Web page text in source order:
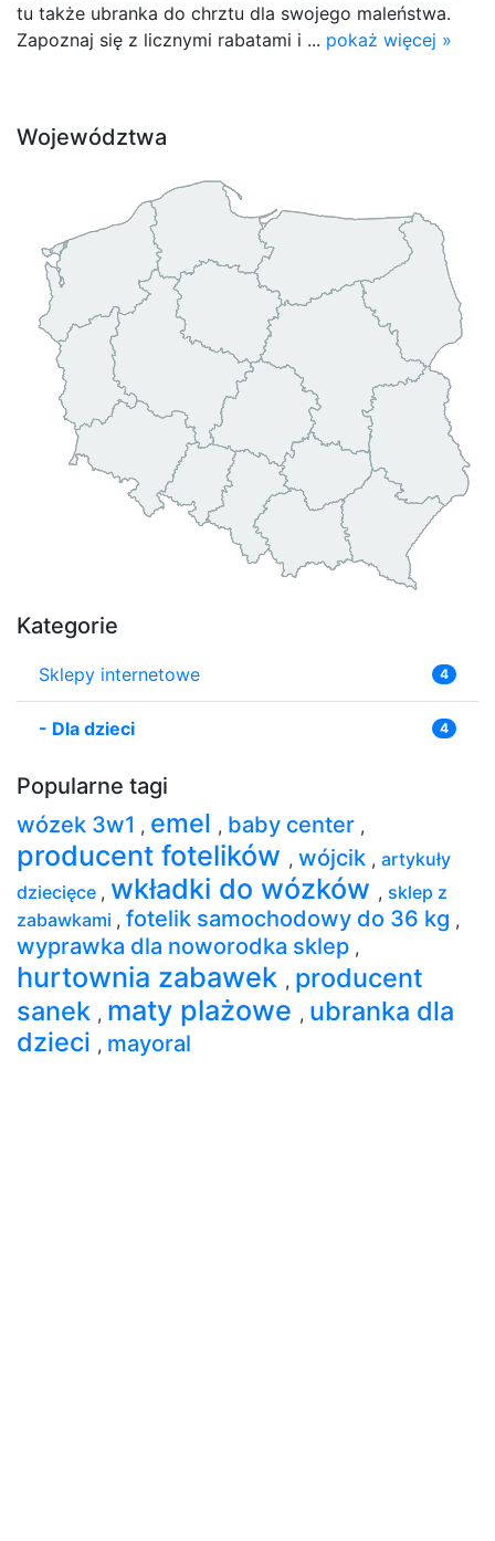
tu także ubranka do chrztu dla swojego maleństwa.
Zapoznaj się z licznymi rabatami i ... pokaż więcej »
Województwa
Kategorie
Sklepy internetowe 4
- Dla dzieci 4
Popularne tagi
wózek 3w1 , emel , baby center ,
producent fotelików , wójcik , artykuły
dziecięce , wkładki do wózków , sklep z
zabawkami , fotelik samochodowy do 36 kg ,
wyprawka dla noworodka sklep ,
hurtownia zabawek , producent
sanek , maty plażowe , ubranka dla
dzieci , mayoral